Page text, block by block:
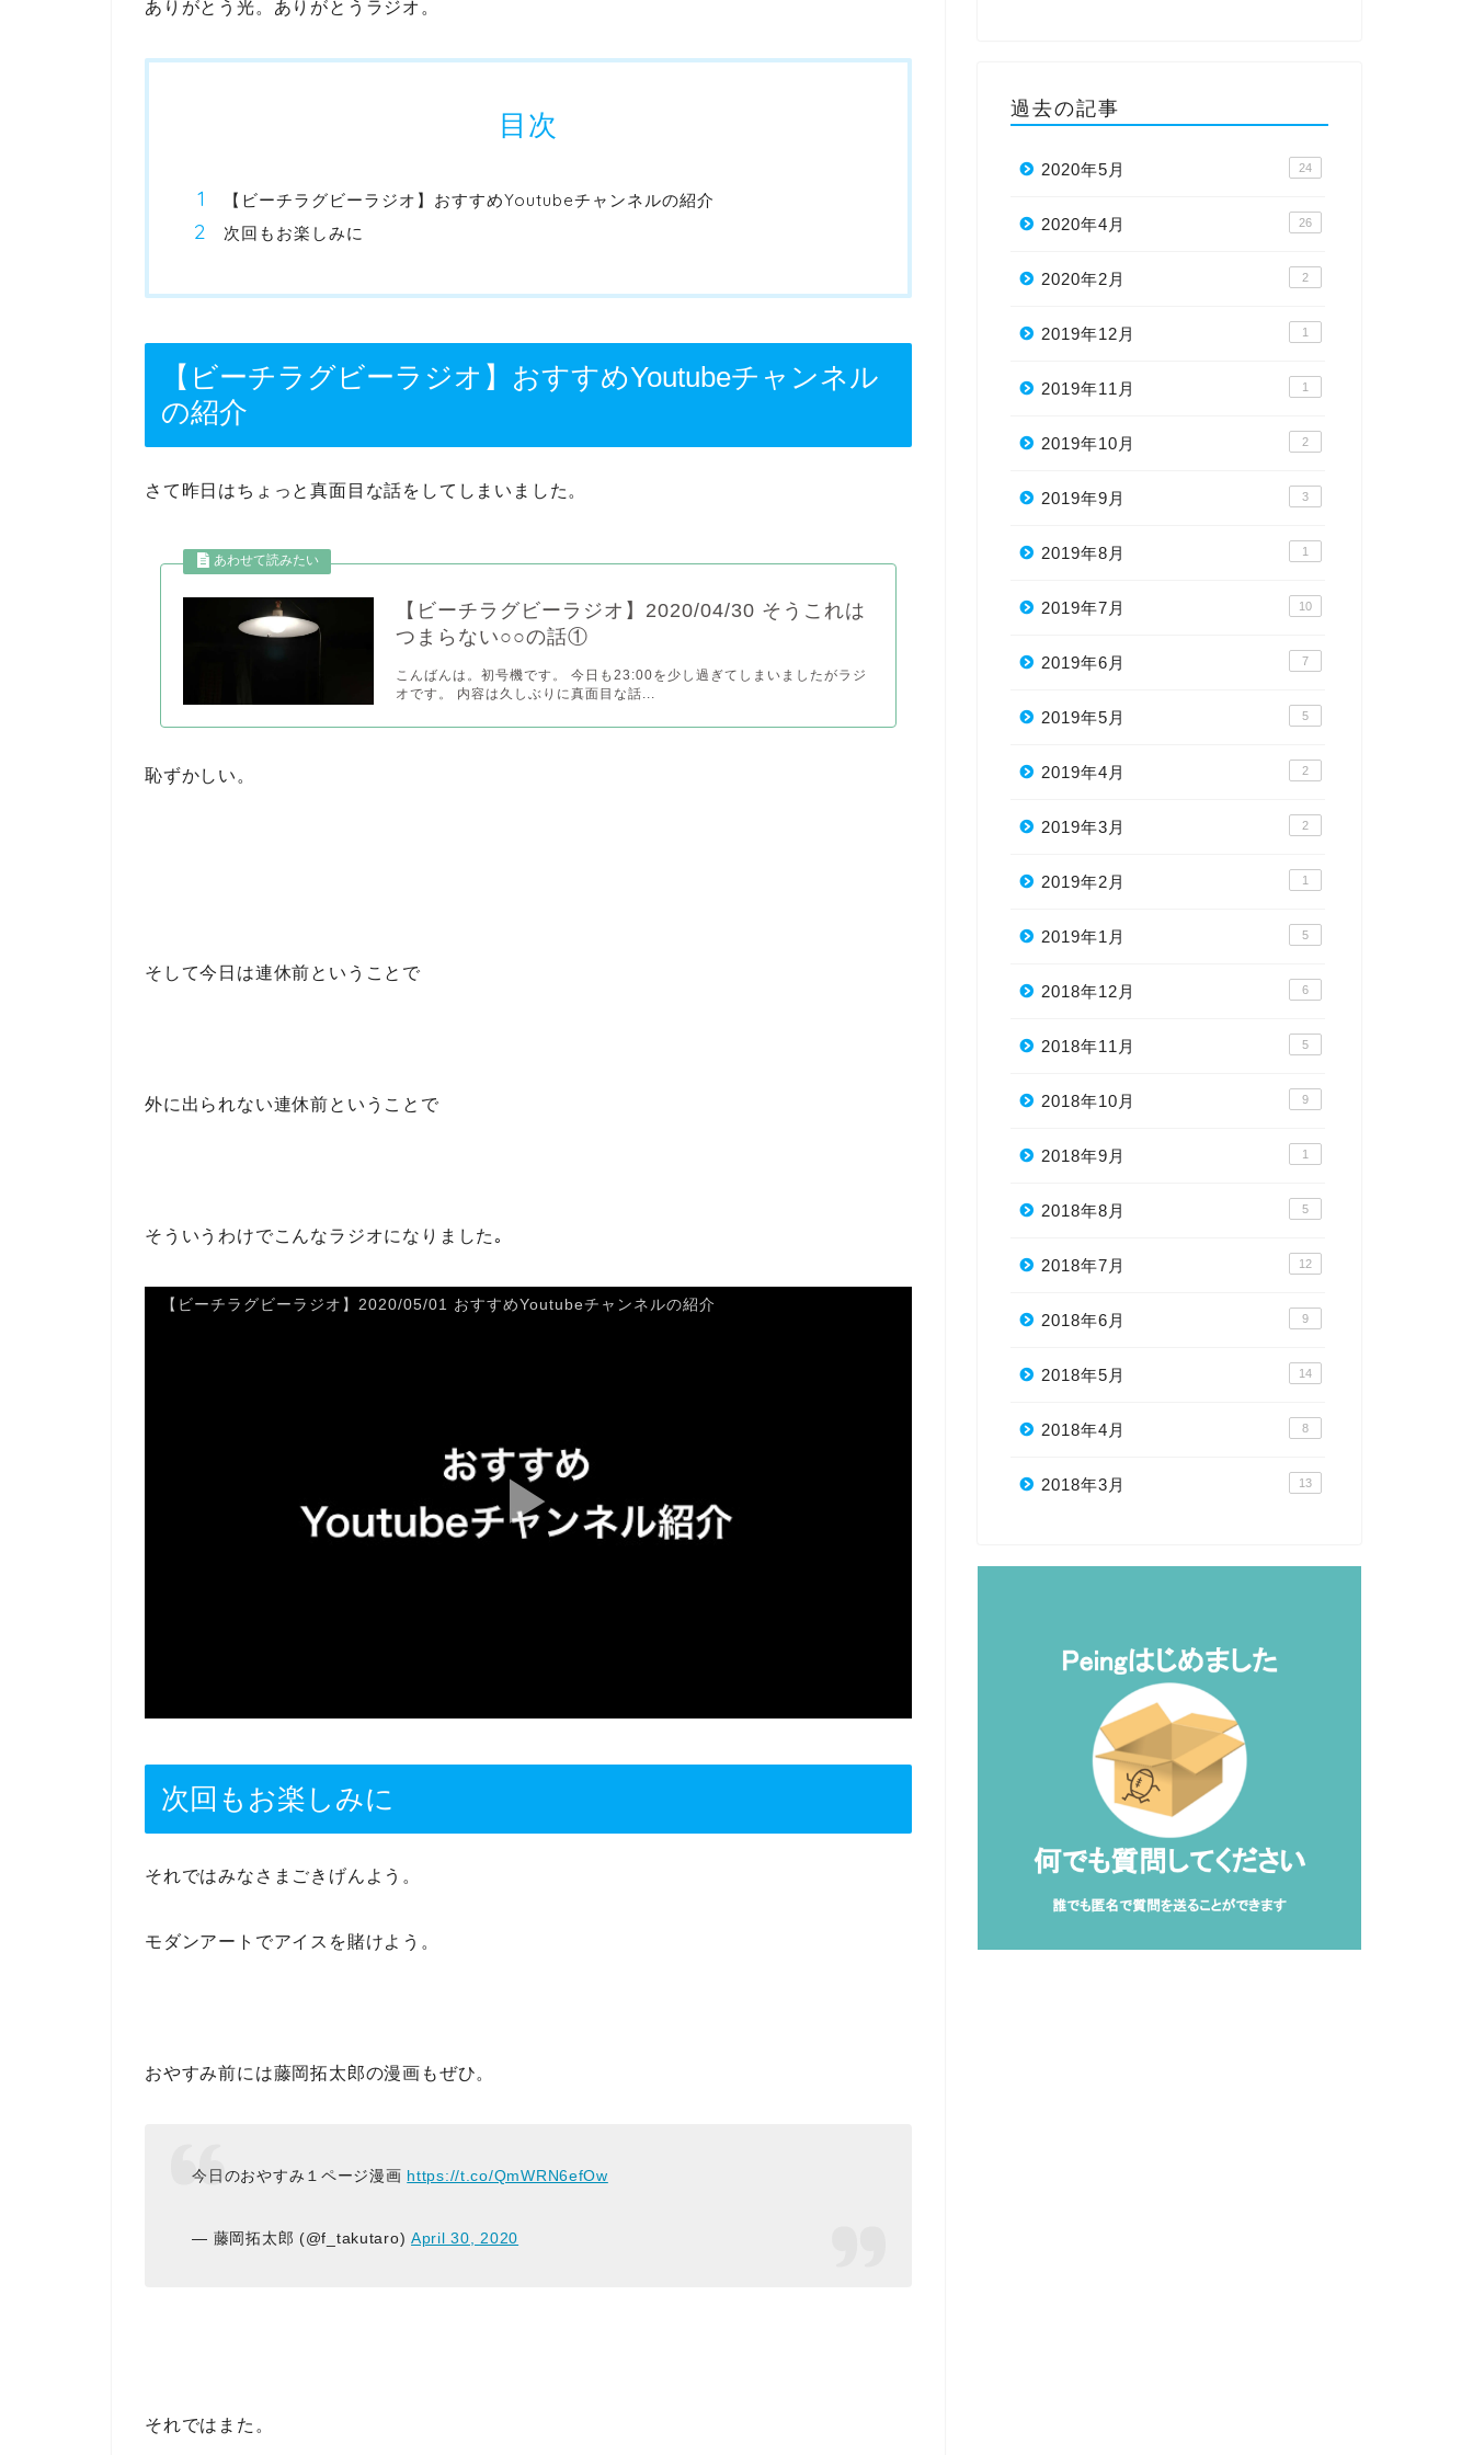
ありがとう光。ありがとうラジオ。
目次
【ビーチラグビーラジオ】おすすめYoutubeチャンネルの紹介
次回もお楽しみに
【ビーチラグビーラジオ】おすすめYoutubeチャンネル
の紹介
さて昨日はちょっと真面目な話をしてしまいました。
【ビーチラグビーラジオ】2020/04/30 そうこれは
つまらない○○の話①
こんばんは。初号機です。 今日も23:00を少し過ぎてしまいましたがラジ
オです。 内容は久しぶりに真面目な話...
恥ずかしい。
そして今日は連休前ということで
外に出られない連休前ということで
そういうわけでこんなラジオになりました｡
【ビーチラグビーラジオ】2020/05/01 おすすめYoutubeチャンネルの紹介
次回もお楽しみに
それではみなさまごきげんよう。
モダンアートでアイスを賭けよう。
おやすみ前には藤岡拓太郎の漫画もぜひ。
今日のおやすみ１ページ漫画 https://t.co/QmWRN6efOw
— 藤岡拓太郎 (@f_takutaro)April 30, 2020
それではまた。
過去の記事
2020年5月 24
2020年4月 26
2020年2月 2
2019年12月 1
2019年11月 1
2019年10月 2
2019年9月 3
2019年8月 1
2019年7月 10
2019年6月 7
2019年5月 5
2019年4月 2
2019年3月 2
2019年2月 1
2019年1月 5
2018年12月 6
2018年11月 5
2018年10月 9
2018年9月 1
2018年8月 5
2018年7月 12
2018年6月 9
2018年5月 14
2018年4月 8
2018年3月 13